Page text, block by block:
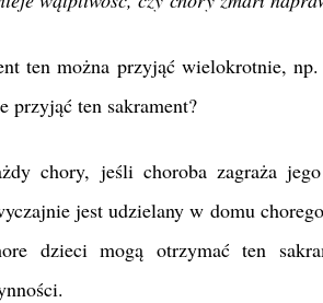
ten można przyjąć wielokrotnie,
przyjąć ten sakrament?
chory, jeśli choroba zagraża
jest udzielany w domu
dzieci mogą otrzymać ten